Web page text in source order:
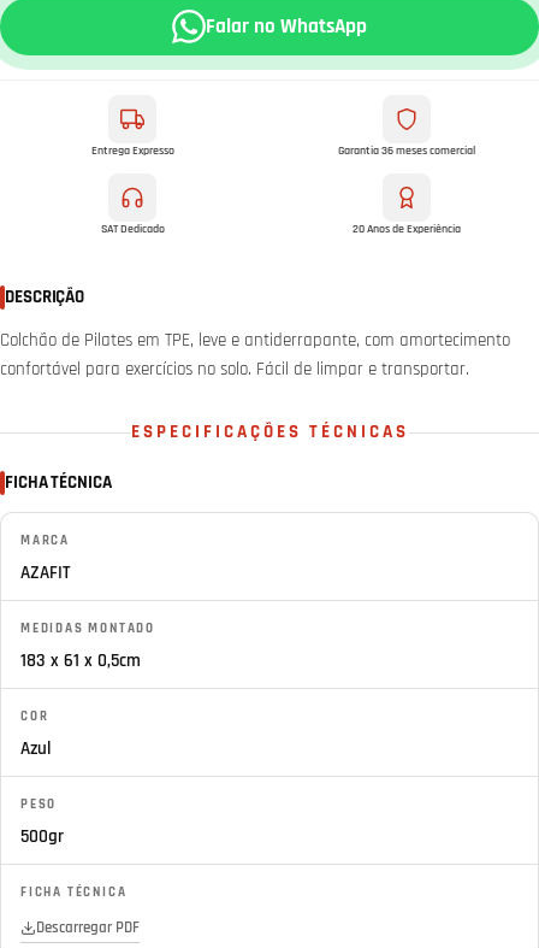
Falar no WhatsApp
Entrega Expresso Garantia 36 meses comercial
SAT Dedicado 20 Anos de Experiência
DESCRIÇÃO
Colchão de Pilates em TPE, leve e antiderrapante, com amortecimento
confortável para exercícios no solo. Fácil de limpar e transportar.
ESPECIFICAÇÕES TÉCNICAS
FICHA TÉCNICA
MARCA
AZAFIT
MEDIDAS MONTADO
183 x 61 x 0,5cm
COR
Azul
PESO
500gr
FICHA TÉCNICA
Descarregar PDF